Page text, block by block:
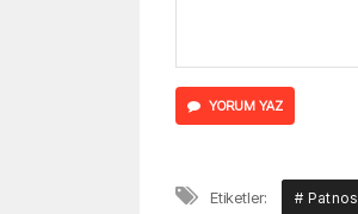
YORUM YAZ
Etiketler: # Patnos